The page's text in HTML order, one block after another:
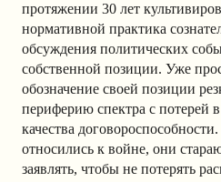
протяжении 30 лет
нормативной практика
обсуждения политических
собственной позиции. Уже
обозначение своей позиции
периферию спектра с потерей
качества
относились к войне, они
заявлять, чтобы не потерять